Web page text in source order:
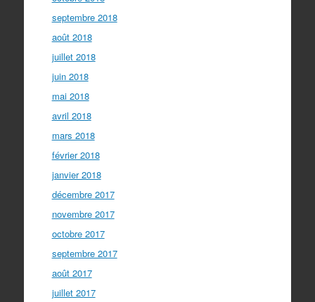
septembre 2018
août 2018
juillet 2018
juin 2018
mai 2018
avril 2018
mars 2018
février 2018
janvier 2018
décembre 2017
novembre 2017
octobre 2017
septembre 2017
août 2017
juillet 2017